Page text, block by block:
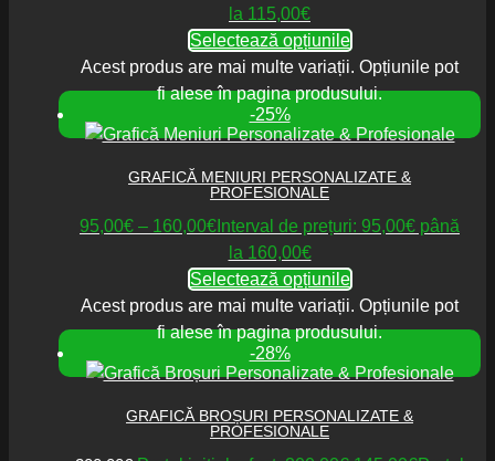
la 115,00€
Selectează opțiunile
Acest produs are mai multe variații. Opțiunile pot
fi alese în pagina produsului.
-25%
GRAFICĂ MENIURI PERSONALIZATE &
PROFESIONALE
95,00€ – 160,00€ Interval de prețuri: 95,00€ până
la 160,00€
Selectează opțiunile
Acest produs are mai multe variații. Opțiunile pot
fi alese în pagina produsului.
-28%
GRAFICĂ BROȘURI PERSONALIZATE &
PROFESIONALE